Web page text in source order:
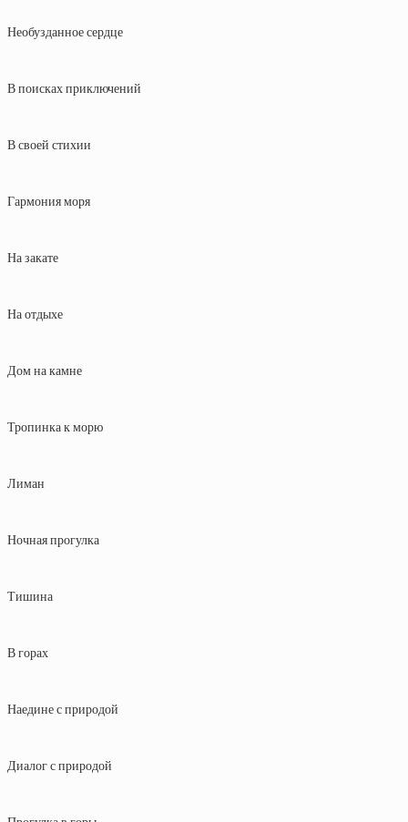
Необузданное сердце
В поисках приключений
В своей стихии
Гармония моря
На закате
На отдыхе
Дом на камне
Тропинка к морю
Лиман
Ночная прогулка
Тишина
В горах
Наедине с природой
Диалог с природой